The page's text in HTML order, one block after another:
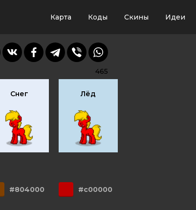
Карта Коды Скины Идеи
465
Снег Лёд
#804000 #c00000